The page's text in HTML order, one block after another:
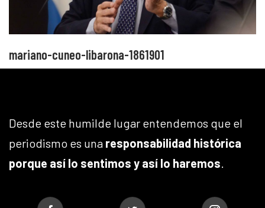
mariano-cuneo-libarona-1861901
Desde este humilde lugar entendemos que el
periodismo es una responsabilidad histórica
porque así lo sentimos y así lo haremos.